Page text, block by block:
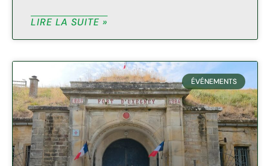
LIRE LA SUITE »
ÉVÉNEMENTS